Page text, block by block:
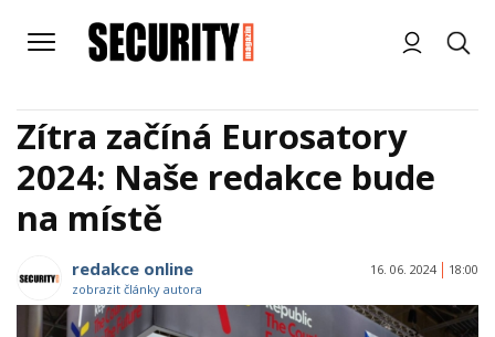
Zítra začíná Eurosatory
2024: Naše redakce bude
na místě
redakce online
zobrazit články autora
16. 06. 2024 18:00